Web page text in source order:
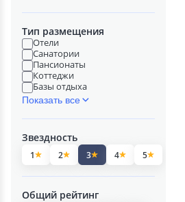
Тип размещения
Отели
Санатории
Пансионаты
Коттеджи
Базы отдыха
Показать все
Звездность
1 2 3 4 5
Общий рейтинг